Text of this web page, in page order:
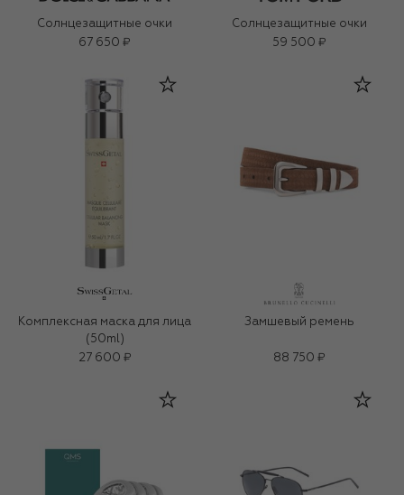
Солнцезащитные очки
67 650 ₽
Солнцезащитные очки
59 500 ₽
Комплексная маска для лица
(50ml)
27 600 ₽
Замшевый ремень
88 750 ₽